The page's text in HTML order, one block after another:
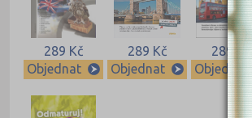
289 Kč
Objednat
289 Kč
Objednat
289 Kč
Objednat